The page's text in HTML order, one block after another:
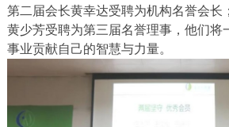
第二届会长黄幸达受聘为机构名誉会长
黄少芳受聘为第三届名誉理事，他们将
事业贡献自己的智慧与力量。